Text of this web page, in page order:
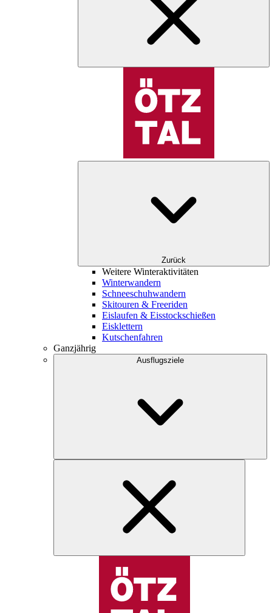
Zurück
Weitere Winteraktivitäten
Winterwandern
Schneeschuhwandern
Skitouren & Freeriden
Eislaufen & Eisstockschießen
Eisklettern
Kutschenfahren
Ganzjährig
Ausflugsziele